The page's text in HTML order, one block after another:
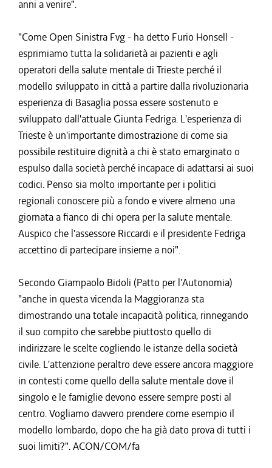
anni a venire".
"Come Open Sinistra Fvg - ha detto Furio Honsell -
esprimiamo tutta la solidarietà ai pazienti e agli
operatori della salute mentale di Trieste perché il
modello sviluppato in città a partire dalla rivoluzionaria
esperienza di Basaglia possa essere sostenuto e
sviluppato dall'attuale Giunta Fedriga. L'esperienza di
Trieste è un'importante dimostrazione di come sia
possibile restituire dignità a chi è stato emarginato o
espulso dalla società perché incapace di adattarsi ai suoi
codici. Penso sia molto importante per i politici
regionali conoscere più a fondo e vivere almeno una
giornata a fianco di chi opera per la salute mentale.
Auspico che l'assessore Riccardi e il presidente Fedriga
accettino di partecipare insieme a noi".
Secondo Giampaolo Bidoli (Patto per l'Autonomia)
"anche in questa vicenda la Maggioranza sta
dimostrando una totale incapacità politica, rinnegando
il suo compito che sarebbe piuttosto quello di
indirizzare le scelte cogliendo le istanze della società
civile. L'attenzione peraltro deve essere ancora maggiore
in contesti come quello della salute mentale dove il
singolo e le famiglie devono essere sempre posti al
centro. Vogliamo davvero prendere come esempio il
modello lombardo, dopo che ha già dato prova di tutti i
suoi limiti?". ACON/COM/fa